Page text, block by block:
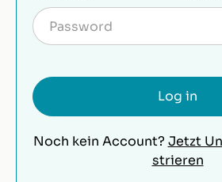
Noch kein Account? Jetzt
strieren